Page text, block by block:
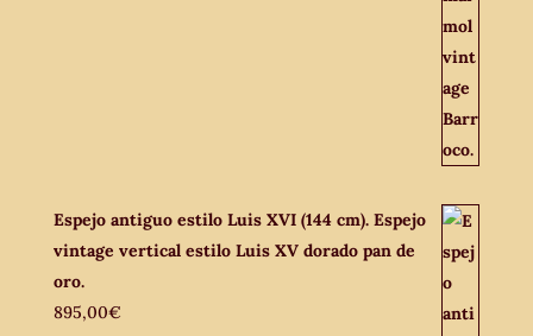
Espejo antiguo estilo Luis XVI (144 cm). Espejo
vintage vertical estilo Luis XV dorado pan de
oro.
895,00€